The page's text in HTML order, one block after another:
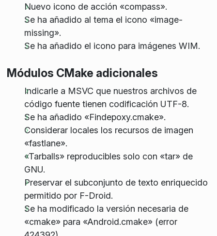
Nuevo icono de acción «compass».
Se ha añadido al tema el icono «image-
missing».
Se ha añadido el icono para imágenes WIM.
Módulos CMake adicionales
Indicarle a MSVC que nuestros archivos de
código fuente tienen codificación UTF-8.
Se ha añadido «Findepoxy.cmake».
Considerar locales los recursos de imagen
«fastlane».
«Tarballs» reproducibles solo con «tar» de
GNU.
Preservar el subconjunto de texto enriquecido
permitido por F-Droid.
Se ha modificado la versión necesaria de
«cmake» para «Android.cmake» (error